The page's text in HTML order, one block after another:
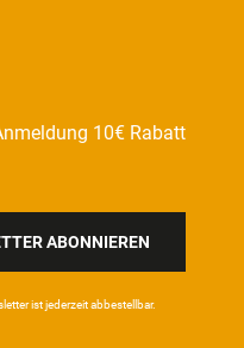
10€ Rabatt
ABONNIEREN
ist jeder­zeit ab­bestel­lbar.